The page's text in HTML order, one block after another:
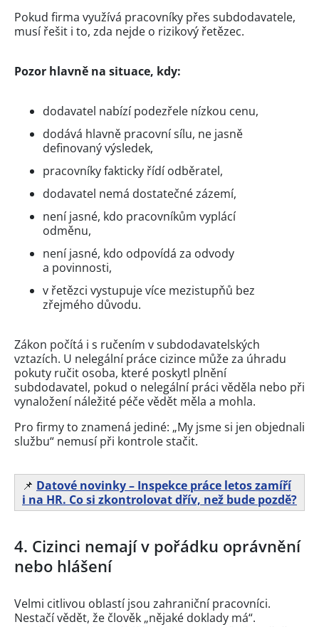
Pokud firma využívá pracovníky přes subdodavatele,
musí řešit i to, zda nejde o rizikový řetězec.
Pozor hlavně na situace, kdy:
dodavatel nabízí podezřele nízkou cenu,
dodává hlavně pracovní sílu, ne jasně
definovaný výsledek,
pracovníky fakticky řídí odběratel,
dodavatel nemá dostatečné zázemí,
není jasné, kdo pracovníkům vyplácí
odměnu,
není jasné, kdo odpovídá za odvody
a povinnosti,
v řetězci vystupuje více mezistupňů bez
zřejmého důvodu.
Zákon počítá i s ručením v subdodavatelských
vztazích. U nelegální práce cizince může za úhradu
pokuty ručit osoba, které poskytl plnění
subdodavatel, pokud o nelegální práci věděla nebo při
vynaložení náležité péče vědět měla a mohla.
Pro firmy to znamená jediné: „My jsme si jen objednali
službu“ nemusí při kontrole stačit.
📌 Datové novinky – Inspekce práce letos zamíří
i na HR. Co si zkontrolovat dřív, než bude pozdě?
4. Cizinci nemají v pořádku oprávnění
nebo hlášení
Velmi citlivou oblastí jsou zahraniční pracovníci.
Nestačí vědět, že člověk „nějaké doklady má“.